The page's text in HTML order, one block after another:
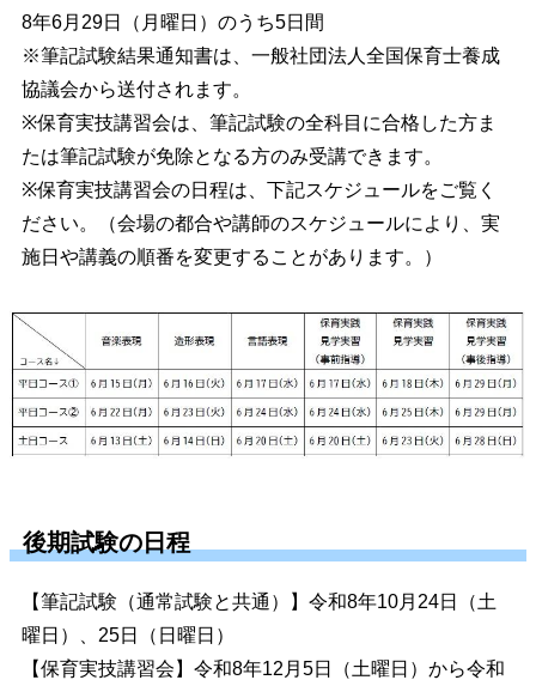
8年6月29日（月曜日）のうち5日間
※筆記試験結果通知書は、 一般社団法人全国保育士養成
協議会から送付されます。
※保育実技講習会は、筆記試験の全科目に合格した方ま
たは筆記試験が免除となる方のみ受講できます。
※保育実技講習会の日程は、下記スケジュールをご覧く
ださい。（会場の都合や講師のスケジュールにより、実
施日や講義の順番を変更することがあります。）
後期試験の日程
【筆記試験（通常試験と共通）】令和8年10月24日（土
曜日）、25日（日曜日）
【保育実技講習会】令和8年12月5日（土曜日）から令和